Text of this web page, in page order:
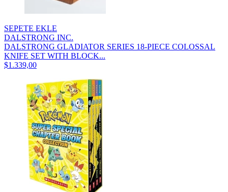
SEPETE EKLE
DALSTRONG INC.
DALSTRONG GLADIATOR SERIES 18-PIECE COLOSSAL
KNIFE SET WITH BLOCK...
$1.339,00